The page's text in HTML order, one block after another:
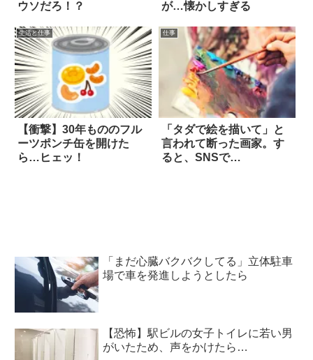
ウソだろ！？
が…懐かしすぎる
生活と仕事
【衝撃】30年もののフル
ーツポンチ缶を開けた
ら…ヒェッ！
仕事
「タダで絵を描いて」と
言われて断った画家。す
ると、SNSで…
「まだ心臓バクバクしてる」立体駐車
場で車を発進しようとしたら
【恐怖】駅ビルの女子トイレに若い男
がいたため、声をかけたら…